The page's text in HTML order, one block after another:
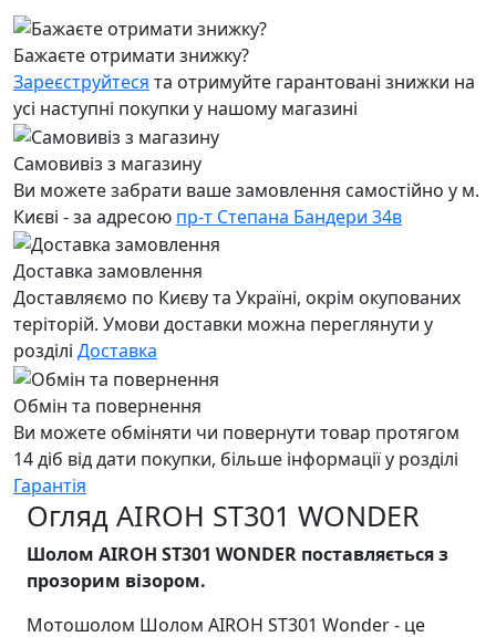
Бажаєте отримати знижку?
Зареєструйтеся та отримуйте гарантовані знижки на
усі наступні покупки у нашому магазині
Самовивіз з магазину
Ви можете забрати ваше замовлення самостійно у м.
Києві - за адресою пр-т Степана Бандери 34в
Доставка замовлення
Доставляємо по Києву та Україні, окрім окупованих
теріторій. Умови доставки можна переглянути у
розділі Доставка
Обмін та повернення
Ви можете обміняти чи повернути товар протягом
14 діб від дати покупки, більше інформації у розділі
Гарантія
Огляд AIROH ST301 WONDER
Шолом AIROH ST301 WONDER поставляється з
прозорим візором.
Мотошолом Шолом AIROH ST301 Wonder - це